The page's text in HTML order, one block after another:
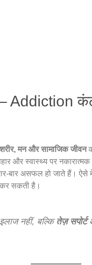
शरीर, मन और सामाजिक जीवन
और स्वास्थ्य पर
बार असफल हो जाते हैं। ऐसे
सकती है।
नहीं, बल्कि तेज़